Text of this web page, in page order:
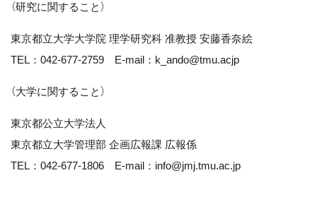
（研究に関すること）
東京都立大学大学院 理学研究科 准教授 安藤香奈絵
TEL：042-677-2759 E-mail：k_ando@tmu.acjp
（大学に関すること）
東京都公立大学法人
東京都立大学管理部 企画広報課 広報係
TEL：042-677-1806 E-mail：info@jmj.tmu.ac.jp